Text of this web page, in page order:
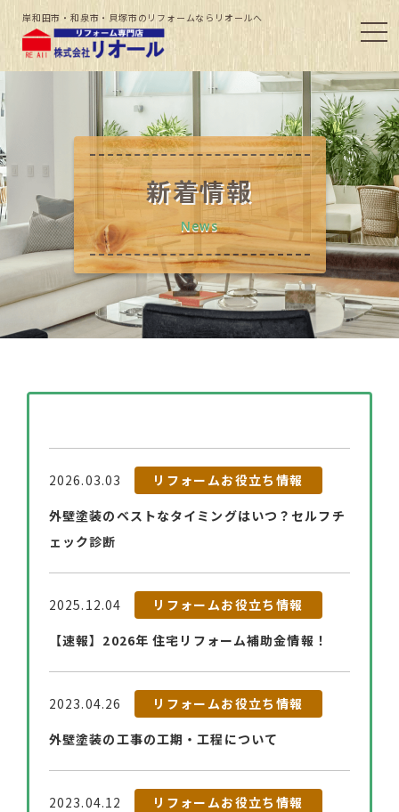
岸和田市・和泉市・貝塚市のリフォームならリオールへ
新着情報
News
2026.03.03
リフォームお役立ち情報
外壁塗装のベストなタイミングはいつ？セルフチ
ェック診断
2025.12.04
リフォームお役立ち情報
【速報】2026年 住宅リフォーム補助金情報！
2023.04.26
リフォームお役立ち情報
外壁塗装の工事の工期・工程について
2023.04.12
リフォームお役立ち情報